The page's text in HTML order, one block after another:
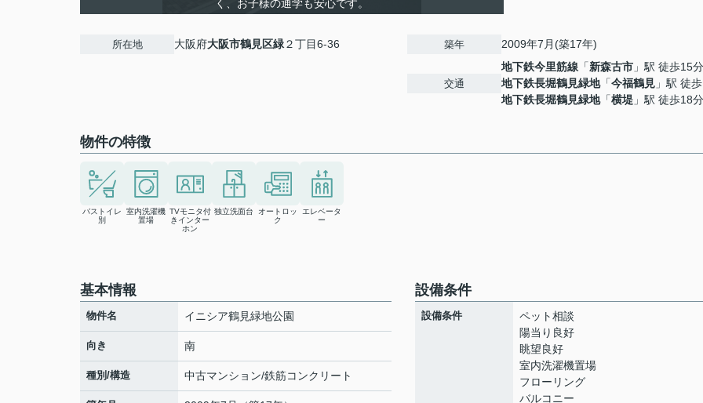
く、お子様の通学も安心です。
所在地 大阪府大阪市鶴見区緑２丁目6-36 築年 2009年7月(築17年)
交通
地下鉄今里筋線 「新森古市 」駅 徒歩15分
地下鉄長堀鶴見緑地「今福鶴見 」駅 徒
地下鉄長堀鶴見緑地「横堤 」駅 徒歩18分
物件の特徴
バストイレ
別
室内洗濯機
置場
TVモニタ付
きインター
ホン
独立洗面台
オートロッ
ク
エレベータ
ー
基本情報
物件名 イニシア鶴見緑地公園
向き 南
種別/構造 中古マンション/鉄筋コンクリート
設備条件
設備条件
ペット相談
陽当り良好
眺望良好
室内洗濯機置場
フローリング
バルコニー